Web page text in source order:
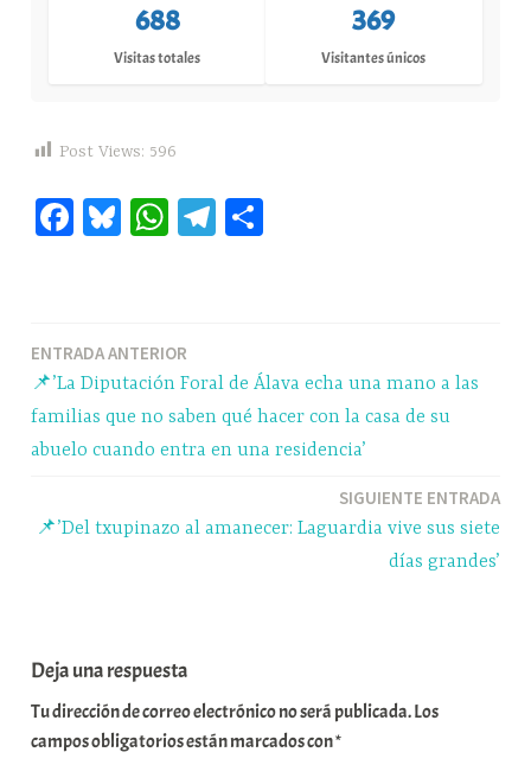
688
Visitas totales
369
Visitantes únicos
Post Views: 596
Fa Bl W
pp
Te
m rti
r
Navegación
de
entradas
ENTRADA ANTERIOR
📌’La Diputación Foral de Álava echa una mano a las
familias que no saben qué hacer con la casa de su
abuelo cuando entra en una residencia’
SIGUIENTE ENTRADA
📌’Del txupinazo al amanecer: Laguardia vive sus siete
días grandes’
Deja una respuesta
Tu dirección de correo electrónico no será publicada.Los
campos obligatorios están marcados con*